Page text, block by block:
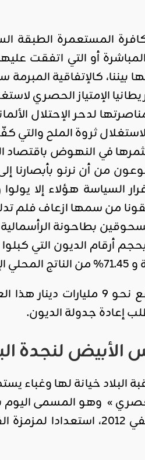
المستعمرة الطبقة
أو التي اتفقت
بيننا، كالإتفاقية
الإمتياز الحصري
لدحر الإحتلال
الحصر ي الذي منحته فرنسا لنفسها سنة
في النهوض باقتصاد
من أن نرنو بأبصارنا
السياسة هؤلاء إلا
من سمها ازعاف فلم
بطاحونة
الديون التي كبلوا
وهو الوضع التي أصبحت تونس بموجبه
إعادة جدولة الديون.
لنجدة
خيانة لها وغباء
» وهو المسمى
ركبها الميمون بيننا بعد عام واحد من